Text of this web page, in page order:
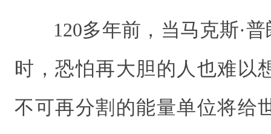
120多年前，当马克斯·
时，恐怕再大胆的人也难以
不可再分割的能量单位将给